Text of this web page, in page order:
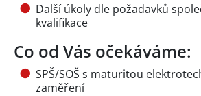
Další úkoly dle požadavků
kvalifikace
Co od Vás očekáváme:
SPŠ/SOŠ s maturitou
zaměření